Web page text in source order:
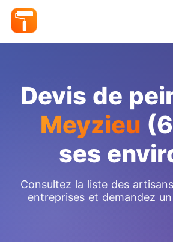
Devis de
Meyzieu
ses
Consultez la liste des
entreprises et demandez